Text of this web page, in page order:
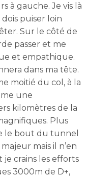
à gauche. Je vis là
puiser loin
Sur le côté de
passer et me
et empathique.
dans ma tête.
moitié du col, à la
une
kilomètres de la
Plus
le bout du tunnel
mais il n’en
je crains les efforts
3000m de D+,